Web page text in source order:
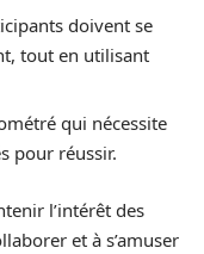
doivent se
tout en utilisant
qui nécessite
pour réussir.
l’intérêt des
et à s’amuser